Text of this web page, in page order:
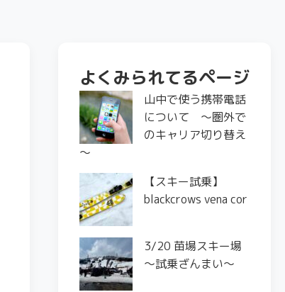
よくみられてるページ
山中で使う携帯電話
について ～圏外で
のキャリア切り替え
～
【スキー試乗】
blackcrows vena cor
3/20 苗場スキー場
〜試乗ざんまい〜